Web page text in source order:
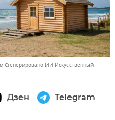
ИИ Искусственный
Дзен Telegram